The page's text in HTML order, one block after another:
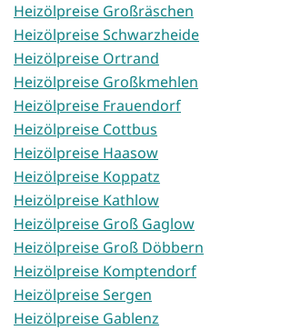
Heizölpreise Großräschen
Heizölpreise Schwarzheide
Heizölpreise Ortrand
Heizölpreise Großkmehlen
Heizölpreise Frauendorf
Heizölpreise Cottbus
Heizölpreise Haasow
Heizölpreise Koppatz
Heizölpreise Kathlow
Heizölpreise Groß Gaglow
Heizölpreise Groß Döbbern
Heizölpreise Komptendorf
Heizölpreise Sergen
Heizölpreise Gablenz